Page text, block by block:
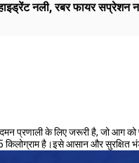
नली,रबर फायर सप्रेशन
प्रणाली के लिए जरूरी है, जो आग
है।इसे आसान और सुरक्षित